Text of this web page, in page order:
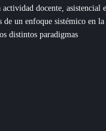
docente, asistencial e
de un enfoque sistémico en la
distintos paradigmas